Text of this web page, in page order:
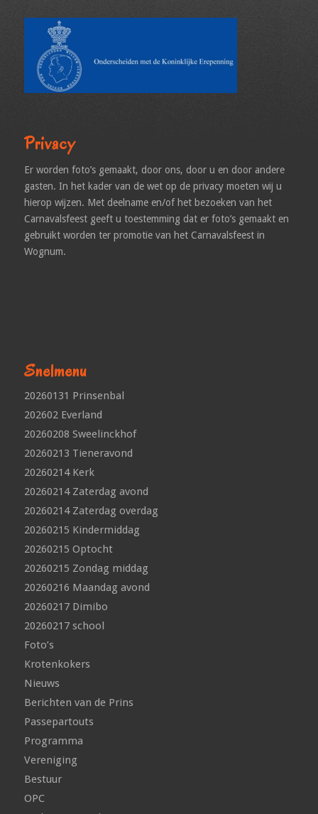
Privacy
Er worden foto’s gemaakt, door ons, door u en door andere
gasten. In het kader van de wet op de privacy moeten wij u
hierop wijzen. Met deelname en/of het bezoeken van het
Carnavalsfeest geeft u toestemming dat er foto’s gemaakt en
gebruikt worden ter promotie van het Carnavalsfeest in
Wognum.
Snelmenu
20260131 Prinsenbal
202602 Everland
20260208 Sweelinckhof
20260213 Tieneravond
20260214 Kerk
20260214 Zaterdag avond
20260214 Zaterdag overdag
20260215 Kindermiddag
20260215 Optocht
20260215 Zondag middag
20260216 Maandag avond
20260217 Dimibo
20260217 school
Foto’s
Krotenkokers
Nieuws
Berichten van de Prins
Passepartouts
Programma
Vereniging
Bestuur
OPC